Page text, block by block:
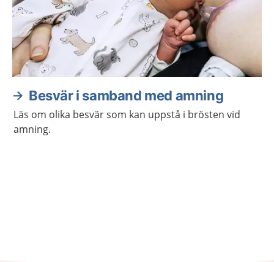
Besvär i samband med amning
Läs om olika besvär som kan uppstå i brösten vid
amning.